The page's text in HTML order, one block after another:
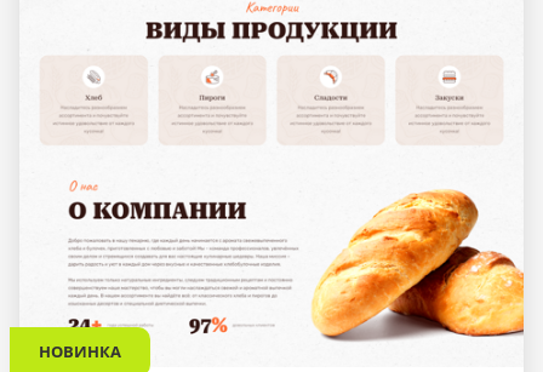
НОВИНКА